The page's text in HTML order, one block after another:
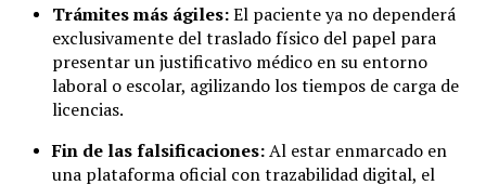
Trámites más ágiles:El paciente ya no dependerá
exclusivamente del traslado físico del papel para
presentar un justificativo médico en su entorno
laboral o escolar, agilizando los tiempos de carga de
licencias.
Fin de las falsificaciones:Al estar enmarcado en
una plataforma oficial con trazabilidad digital, el